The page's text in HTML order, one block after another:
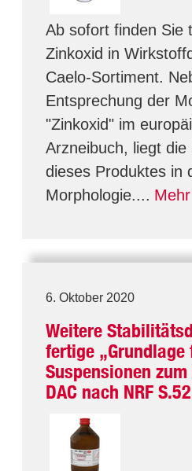
Ab sofort finden Sie
Zinkoxid in
Caelo-Sortiment.
Entsprechung der
"Zinkoxid" im
Arzneibuch, liegt die
dieses Produktes in
Morphologie.... Mehr
6. Oktober 2020
Weitere
fertige „Grundlage
Suspensionen
DAC nach NRF